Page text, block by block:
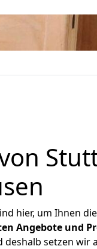
hier, um Ihnen die
Angebote und
setzen wir